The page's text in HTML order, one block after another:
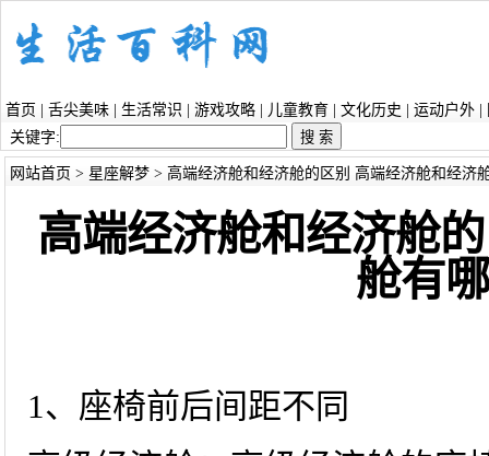
首页 舌尖美味 生活常识 游戏攻略 儿童教育 文化历史 运动户外
关键字:
网站首页 > 星座解梦> 高端经济舱和经济舱的区别 高端经济舱和经济
高端经济舱和经济舱
舱有
1、座椅前后间距不同